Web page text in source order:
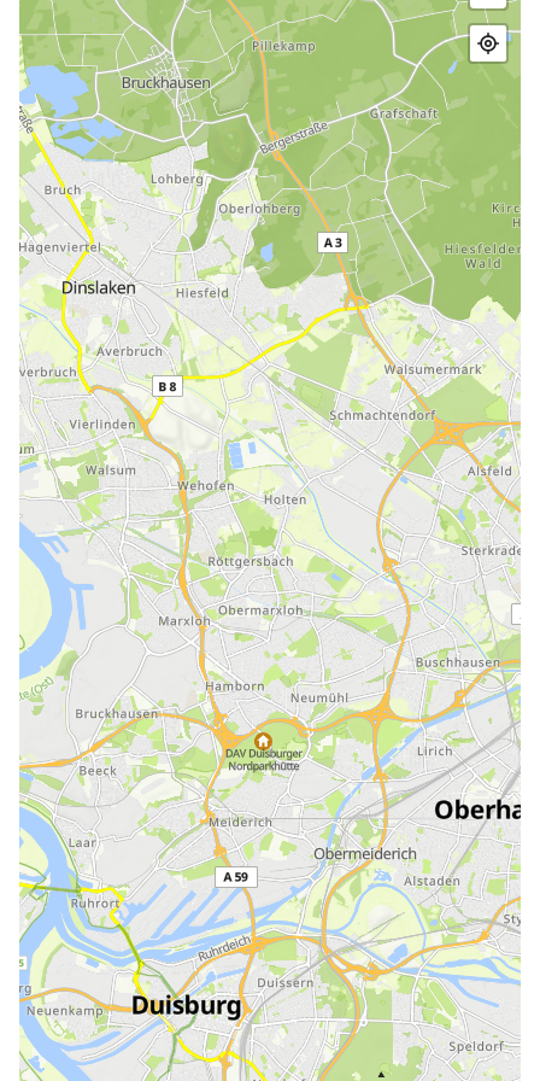
Gerne beantworten wir Ihre Fragen und bieten auf
Wunsch einen Liefer- und Abholservice an.
Weniger anzeigen